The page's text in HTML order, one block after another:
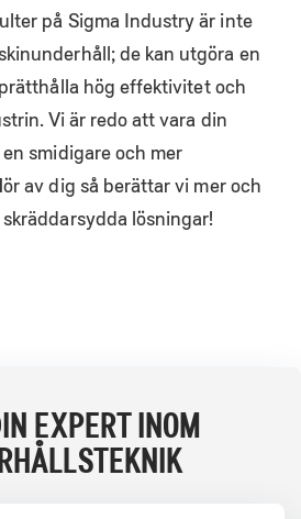
på Sigma Industry är inte
de kan utgöra en
hög effektivitet och
Vi är redo att vara din
smidigare och mer
av dig så berättar vi mer och
lösningar!
EXPERT INOM